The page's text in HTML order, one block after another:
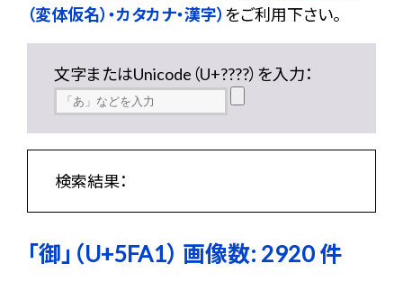
（変体仮名）・カタカナ・漢字） をご利用下さい。
文字またはUnicode（U+????）を入力：
検索結果：
「御」（U+5FA1） 画像数: 2920 件